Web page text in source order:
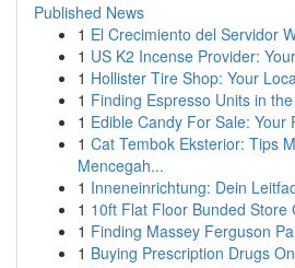
Published News
1 El Crecimiento del Servidor
1 US K2 Incense Provider:
1 Hollister Tire Shop: Your
1 Finding Espresso Units in
1 Edible Candy For Sale: Your
1 Cat Tembok Eksterior: Tips
Mencegah...
1 Inneneinrichtung: Dein
1 10ft Flat Floor Bunded Store
1 Finding Massey Ferguson
1 Buying Prescription Drugs